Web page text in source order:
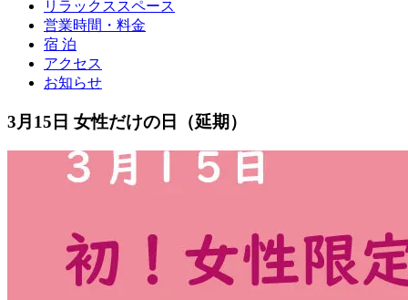
リラックススペース
営業時間・料金
宿 泊
アクセス
お知らせ
3月15日 女性だけの日（延期）